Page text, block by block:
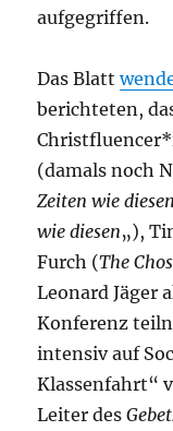
aufgegriffen.
Das Blatt
berichteten,
(damals noch
Zeiten wie diesen
wie diesen„),
Furch (The
Leonard Jäger
Konferenz
intensiv auf
Klassenfahrt“
Leiter des